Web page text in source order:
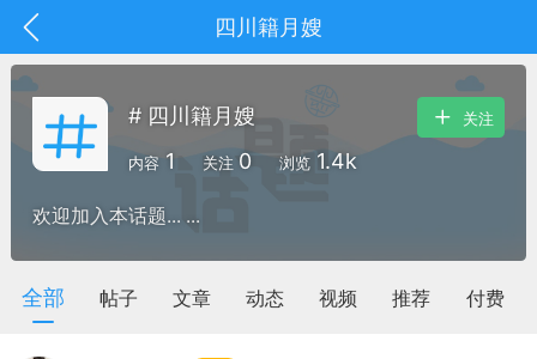
四川籍月嫂
# 四川籍月嫂
内容 1 关注 0 浏览 1.4k
关注
欢迎加入本话题... ...
全部 帖子 文章 动态 视频 推荐 付费